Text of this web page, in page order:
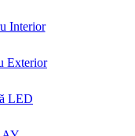
Interior
Exterior
LED